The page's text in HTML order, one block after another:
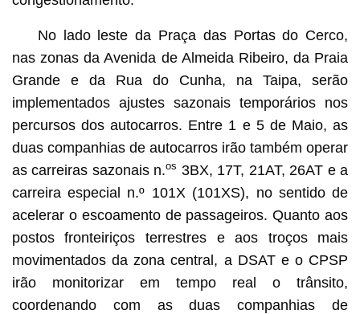
No lado leste da Praça das Portas do Cerco,
nas zonas da Avenida de Almeida Ribeiro, da Praia
Grande e da Rua do Cunha, na Taipa, serão
implementados ajustes sazonais temporários nos
percursos dos autocarros. Entre 1 e 5 de Maio, as
duas companhias de autocarros irão também operar
as carreiras sazonais n.os 3BX, 17T, 21AT, 26AT e a
carreira especial n.º 101X (101XS), no sentido de
acelerar o escoamento de passageiros. Quanto aos
postos fronteiriços terrestres e aos troços mais
movimentados da zona central, a DSAT e o CPSP
irão monitorizar em tempo real o trânsito,
coordenando com as duas companhias de